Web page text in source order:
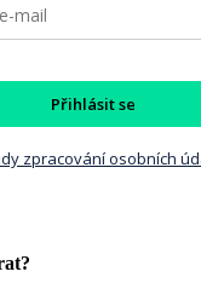
Přihlásit se
zpracování osobních